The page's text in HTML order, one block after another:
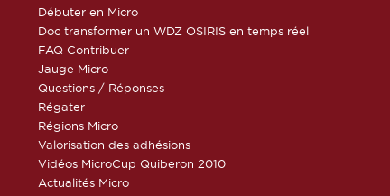
Débuter en Micro
Doc transformer un WDZ OSIRIS en temps réel
FAQ Contribuer
Jauge Micro
Questions / Réponses
Régater
Régions Micro
Valorisation des adhésions
Vidéos MicroCup Quiberon 2010
Actualités Micro